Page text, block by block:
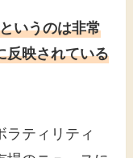
いうのは非常
反映されている
ラティリティ